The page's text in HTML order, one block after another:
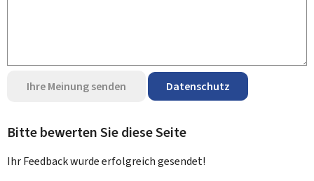
Ihre Meinung senden Datenschutz
Bitte bewerten Sie diese Seite
Ihr Feedback wurdeerfolgreichgesendet!